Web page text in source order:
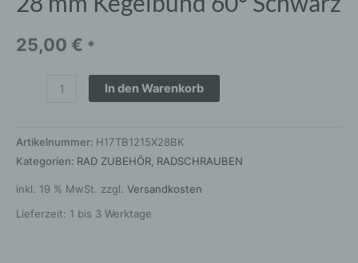
25,00 € *
In den Warenkorb
Artikelnummer: H17TB1215X28BK
Kategorien: RAD ZUBEHÖR RADSCHRAUBEN
inkl. 19 % MwSt. zzgl. Versandkosten
Lieferzeit: 1 bis 3 Werktage